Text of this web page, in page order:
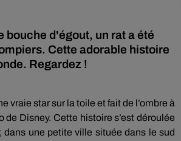
bouche d'égout, un rat a été
Cette adorable histoire
Regardez !
vraie star sur la toile et fait de l’ombre à
de Disney. Cette histoire s’est déroulée
dans une petite ville située dans le sud